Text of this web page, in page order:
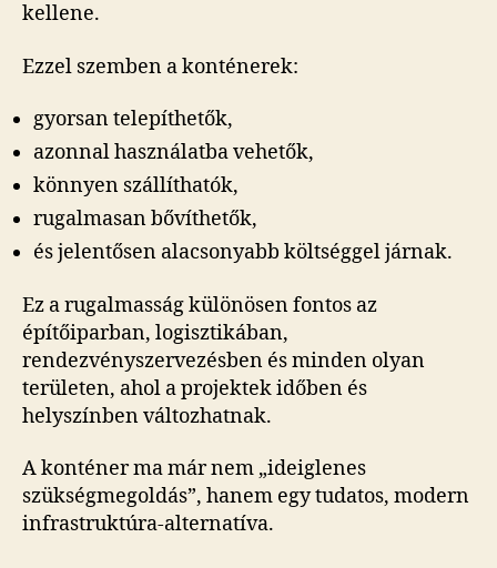
kellene.
Ezzel szemben a konténerek:
gyorsan telepíthetők,
azonnal használatba vehetők,
könnyen szállíthatók,
rugalmasan bővíthetők,
és jelentősen alacsonyabb költséggel járnak.
Ez a rugalmasság különösen fontos az
építőiparban, logisztikában,
rendezvényszervezésben és minden olyan
területen, ahol a projektek időben és
helyszínben változhatnak.
A konténer ma már nem „ideiglenes
szükségmegoldás”, hanem egy tudatos, modern
infrastruktúra-alternatíva.